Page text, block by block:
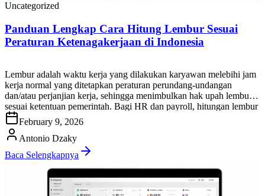
Uncategorized
Panduan Lengkap Cara Hitung Lembur Sesuai
Peraturan Ketenagakerjaan di Indonesia
Lembur adalah waktu kerja yang dilakukan karyawan melebihi jam
kerja normal yang ditetapkan peraturan perundang-undangan
dan/atau perjanjian kerja, sehingga menimbulkan hak upah lembur
sesuai ketentuan pemerintah. Bagi HR dan payroll, hitungan lembur
yang tepat penting untuk menjaga kepatuhan, mencegah sengketa,
dan memastikan biaya tenaga kerja terkendali. Di artikel ini, Anda
akan mendapatkan panduan praktis cara […]
February 9, 2026
Antonio Dzaky
Baca Selengkapnya